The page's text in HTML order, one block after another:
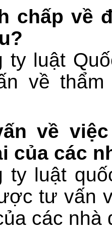
chấp về
ty luật
về
về
của các
ty luật
tư vấn
các nhà